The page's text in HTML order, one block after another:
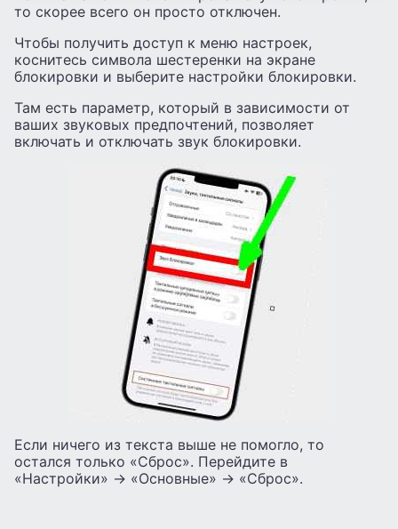
то скорее всего он просто отключен.
Чтобы получить доступ к меню настроек,
коснитесь символа шестеренки на экране
блокировки и выберите настройки блокировки.
Там есть параметр, который в зависимости от
ваших звуковых предпочтений, позволяет
включать и отключать звук блокировки.
Если ничего из текста выше не помогло, то
остался только «Сброс». Перейдите в
«Настройки» -> «Основные» -> «Сброс».